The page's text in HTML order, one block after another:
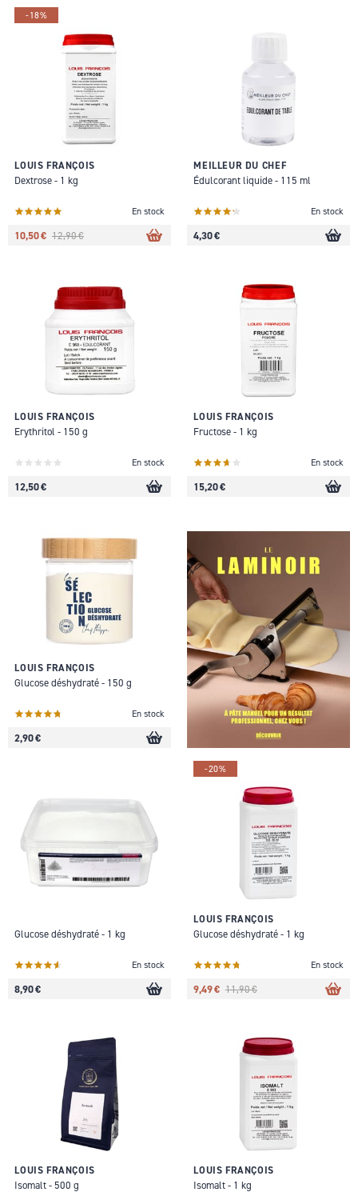
-18%
LOUIS FRANÇOIS
Dextrose - 1 kg
En stock
10,50 € 12,90 €
MEILLEUR DU CHEF
Édulcorant liquide - 115 ml
En stock
4,30 €
LOUIS FRANÇOIS
Erythritol - 150 g
En stock
12,50 €
LOUIS FRANÇOIS
Fructose - 1 kg
En stock
15,20 €
LOUIS FRANÇOIS
Glucose déshydraté - 150 g
En stock
2,90 €
Glucose déshydraté - 1 kg
En stock
8,90 €
-20%
LOUIS FRANÇOIS
Glucose déshydraté - 1 kg
En stock
9,49 € 11,90 €
LOUIS FRANÇOIS
Isomalt - 500 g
LOUIS FRANÇOIS
Isomalt - 1 kg